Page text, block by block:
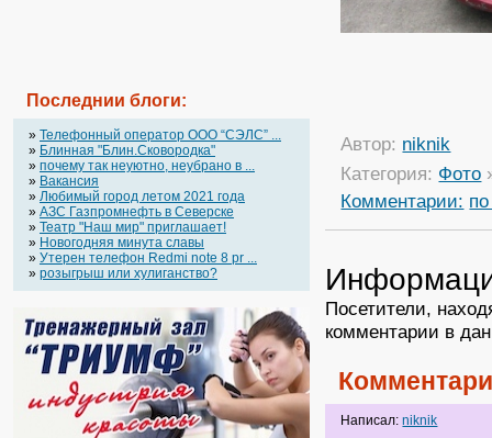
Последнии блоги:
» Телефонный оператор OOO “СЭЛС” ...
» Блинная "Блин.Сковородка"
» почему так неуютно, неубрано в ...
» Вакансия
» Любимый город летом 2021 года
» АЗС Газпромнефть в Северске
» Театр "Наш мир" приглашает!
» Новогодняя минута славы
» Утерен телефон Redmi note 8 pr ...
» розыгрыш или хулиганство?
Автор: niknik
Категория: Фото
Комментарии:
Посетители,
комментарии в
Написал:niknik